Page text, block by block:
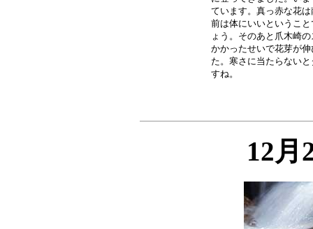
ています。真っ赤な花
前は体にいいというこ
ょう。そのあと爪木崎
かかったせいで花芽が
た。寒さに当たらない
12月